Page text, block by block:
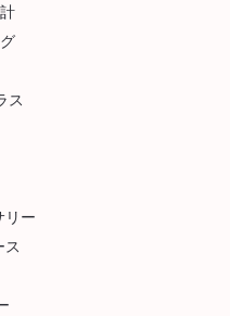
ス
リー
ス